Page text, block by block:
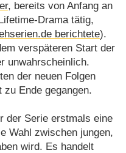
, bereits von Anfang an
Drama tätig,
berichtete).
verspäteren Start der
unwahrscheinlich.
der neuen Folgen
Ende gegangen.
der Serie erstmals eine
Wahl zwischen jungen,
wird. Es handelt